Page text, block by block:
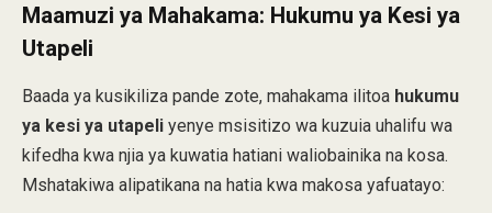
Maamuzi ya Mahakama: Hukumu ya Kesi ya
Utapeli
Baada ya kusikiliza pande zote, mahakama ilitoa hukumu
ya kesi ya utapeli yenye msisitizo wa kuzuia uhalifu wa
kifedha kwa njia ya kuwatia hatiani waliobainika na kosa.
Mshatakiwa alipatikana na hatia kwa makosa yafuatayo: